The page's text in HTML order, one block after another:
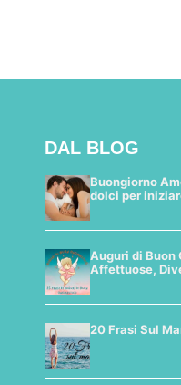
DAL BLOG
Buongiorno
dolci per
Auguri di Buon
Affettuose,
20 Frasi Sul